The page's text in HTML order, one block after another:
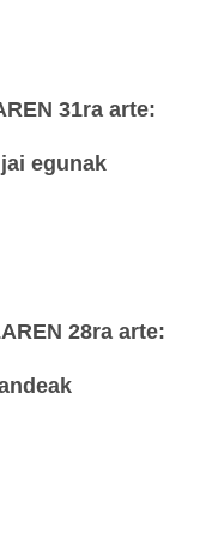
31ra arte:
egunak
28ra arte: